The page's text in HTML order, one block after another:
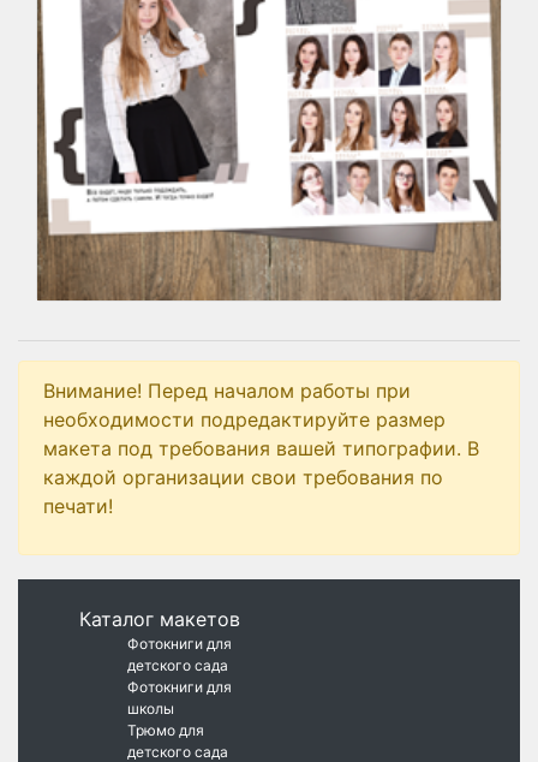
Внимание! Перед началом работы при
необходимости подредактируйте размер
макета под требования вашей типографии. В
каждой организации свои требования по
печати!
Каталог макетов
Фотокниги для
детского сада
Фотокниги для
школы
Трюмо для
детского сада